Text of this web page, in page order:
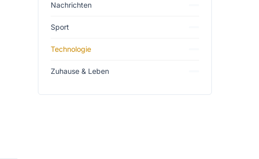
Nachrichten
Sport
Technologie
Zuhause & Leben